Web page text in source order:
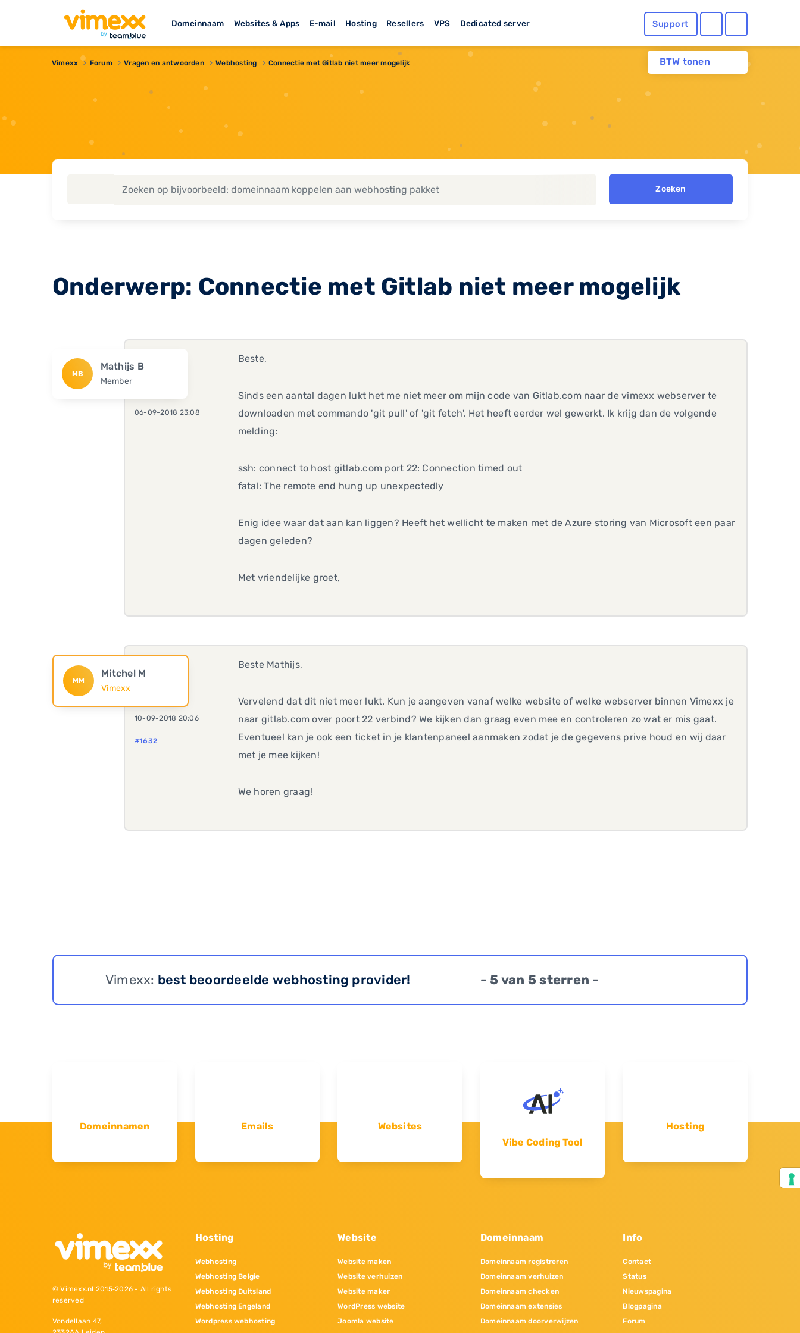
Domeinnaam Websites & Apps E-mail Hosting Resellers VPS Dedicated server Support
BTW tonen
Vimexx Forum Vragen en antwoorden Webhosting Connectie met Gitlab niet meer mogelijk
Zoeken
Onderwerp: Connectie met Gitlab niet meer mogelijk
MB
Mathijs B
Member
06-09-2018 23:08
Beste,
Sinds een aantal dagen lukt het me niet meer om mijn code van Gitlab.com naar de vimexx webserver te
downloaden met commando 'git pull' of 'git fetch'. Het heeft eerder wel gewerkt. Ik krijg dan de volgende
melding:
ssh: connect to host gitlab.com port 22: Connection timed out
fatal: The remote end hung up unexpectedly
Enig idee waar dat aan kan liggen? Heeft het wellicht te maken met de Azure storing van Microsoft een paar
dagen geleden?
Met vriendelijke groet,
MM
Mitchel M
Vimexx
10-09-2018 20:06
#1632
Beste Mathijs,
Vervelend dat dit niet meer lukt. Kun je aangeven vanaf welke website of welke webserver binnen Vimexx je
naar gitlab.com over poort 22 verbind? We kijken dan graag even mee en controleren zo wat er mis gaat.
Eventueel kan je ook een ticket in je klantenpaneel aanmaken zodat je de gegevens prive houd en wij daar
met je mee kijken!
We horen graag!
Vimexx: best beoordeelde webhosting provider! - 5 van 5 sterren -
Domeinnamen Emails
Websites
Vibe Coding Tool
Hosting
© Vimexx.nl 2015‐2026 - All rights
reserved
Vondellaan 47,
Hosting
Webhosting
Webhosting Belgie
Webhosting Duitsland
Webhosting Engeland
Wordpress webhosting
Website
Website maken
Website verhuizen
Website maker
WordPress website
Joomla website
Domeinnaam
Domeinnaam registreren
Domeinnaam verhuizen
Domeinnaam checken
Domeinnaam extensies
Domeinnaam doorverwijzen
Info
Contact
Status
Nieuwspagina
Blogpagina
Forum